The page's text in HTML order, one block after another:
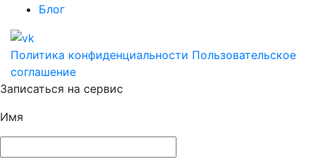
Блог
Политика конфиденциальности Пользовательское
соглашение
Записаться на сервис
Имя